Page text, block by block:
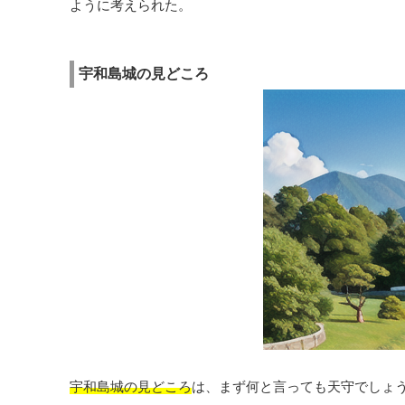
ように考えられた。
宇和島城の見どころ
宇和島城の見どころは、まず何と言っても天守でしょ